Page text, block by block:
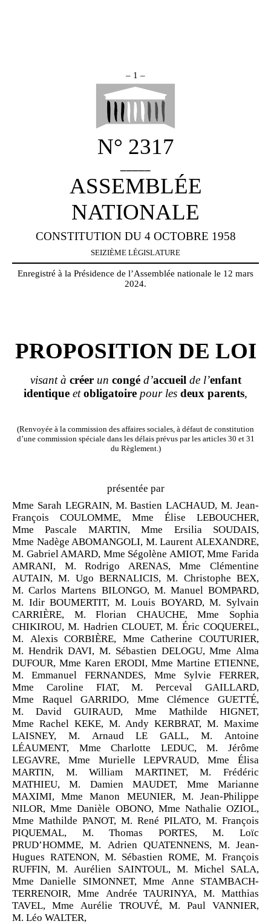
– 1 –
N° 2317
ASSEMBLÉE
NATIONALE
CONSTITUTION DU 4 OCTOBRE 1958
SEIZIÈME LÉGISLATURE
Enregistré à la Présidence de l’Assemblée nationale le 12 mars
2024.
PROPOSITION DE LOI
visant à créerun congéd’accueil de l’enfant
identique etobligatoire pour les deux parents,
(Renvoyée à la commission des affaires sociales, à défaut de constitution
d’une commission spéciale dans les délais prévus par les articles 30 et 31
du Règlement.)
présentée par
Mme Sarah LEGRAIN, M. Bastien LACHAUD, M. Jean-
François COULOMME, Mme Élise LEBOUCHER,
Mme Pascale MARTIN, Mme Ersilia SOUDAIS,
Mme Nadège ABOMANGOLI, M. Laurent ALEXANDRE,
M. Gabriel AMARD, Mme Ségolène AMIOT, Mme Farida
AMRANI, M. Rodrigo ARENAS, Mme Clémentine
AUTAIN, M. Ugo BERNALICIS, M. Christophe BEX,
M. Carlos Martens BILONGO, M. Manuel BOMPARD,
M. Idir BOUMERTIT, M. Louis BOYARD, M. Sylvain
CARRIÈRE, M. Florian CHAUCHE, Mme Sophia
CHIKIROU, M. Hadrien CLOUET, M. Éric COQUEREL,
M. Alexis CORBIÈRE, Mme Catherine COUTURIER,
M. Hendrik DAVI, M. Sébastien DELOGU, Mme Alma
DUFOUR, Mme Karen ERODI, Mme Martine ETIENNE,
M. Emmanuel FERNANDES, Mme Sylvie FERRER,
Mme Caroline FIAT, M. Perceval GAILLARD,
Mme Raquel GARRIDO, Mme Clémence GUETTÉ,
M. David GUIRAUD, Mme Mathilde HIGNET,
Mme Rachel KEKE, M. Andy KERBRAT, M. Maxime
LAISNEY, M. Arnaud LE GALL, M. Antoine
LÉAUMENT, Mme Charlotte LEDUC, M. Jérôme
LEGAVRE, Mme Murielle LEPVRAUD, Mme Élisa
MARTIN, M. William MARTINET, M. Frédéric
MATHIEU, M. Damien MAUDET, Mme Marianne
MAXIMI, Mme Manon MEUNIER, M. Jean-Philippe
NILOR, Mme Danièle OBONO, Mme Nathalie OZIOL,
Mme Mathilde PANOT, M. René PILATO, M. François
PIQUEMAL, M. Thomas PORTES, M. Loïc
PRUD’HOMME, M. Adrien QUATENNENS, M. Jean-
Hugues RATENON, M. Sébastien ROME, M. François
RUFFIN, M. Aurélien SAINTOUL, M. Michel SALA,
Mme Danielle SIMONNET, Mme Anne STAMBACH-
TERRENOIR, Mme Andrée TAURINYA, M. Matthias
TAVEL, Mme Aurélie TROUVÉ, M. Paul VANNIER,
M. Léo WALTER,